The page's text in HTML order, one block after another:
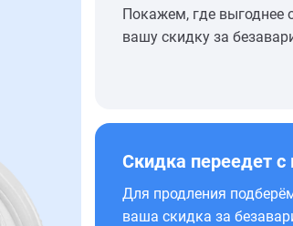
Покажем, где выгоднее
вашу скидку за
Скидка переедет с
Для продления
ваша скидка за